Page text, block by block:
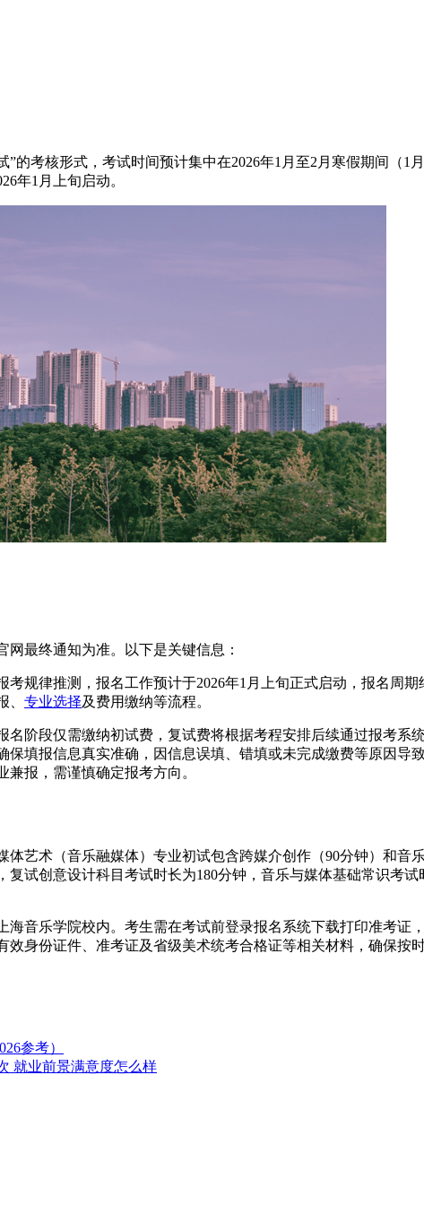
的考核形式，考试时间预计集中在2026年1月至2月寒假期间（1
年1月上旬启动。
网最终通知为准。以下是关键信息：‌‌
规律推测，报名工作预计于2026年1月上旬正式启动，报名周
专业选择及费用缴纳等流程。
阶段仅需缴纳初试费，复试费将根据考程安排后续通过报考系
填报信息真实准确，因信息误填、错填或未完成缴费等原因导
报，需谨慎确定报考方向。
艺术（音乐融媒体）专业初试包含跨媒介创作（90分钟）和音
试创意设计科目考试时长为180分钟，音乐与媒体基础常识考
音乐学院校内。考生需在考试前登录报名系统下载打印准考证
身份证件、准考证及省级美术统考合格证等相关材料，确保按时
参考）
就业前景满意度怎么样